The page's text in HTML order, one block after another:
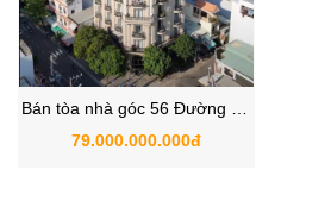
Bán tòa nhà góc 56 Đường Số
23, P.Tân Quy, Quận 7 -
79.000.000.000đ